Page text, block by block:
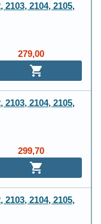
2104, 2105,
279,00
2104, 2105,
299,70
2104, 2105,